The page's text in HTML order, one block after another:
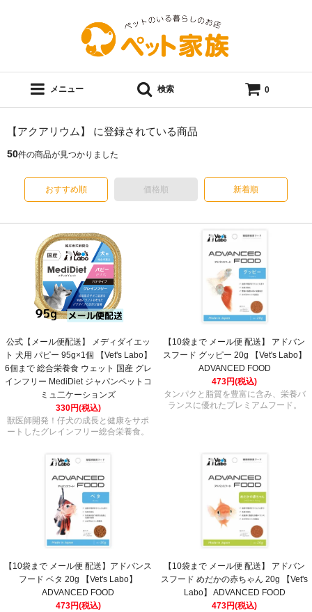
メニュー 検索 0
【アクアリウム】 に登録されている商品
50件の商品が見つかりました
おすすめ順 価格順 新着順
公式【メール便配送】 メディダイエッ
ト 犬用 パピー 95g×1個 【Vet's Labo】
6個まで 総合栄養食 ウェット 国産 グレ
インフリー MediDiet ジャパンペットコ
ミュ二ケーションズ
330円(税込)
獣医師開発！仔犬の成長と健康をサポ
ートしたグレインフリー総合栄養食。
【10袋まで メール便 配送】 アドバン
スフード グッピー 20g 【Vet's Labo】
ADVANCED FOOD
473円(税込)
タンパクと脂質を豊富に含み、栄養バ
ランスに優れたプレミアムフード。
【10袋まで メール便 配送】アドバンス
フード ベタ 20g 【Vet's Labo】
ADVANCED FOOD
473円(税込)
【10袋まで メール便 配送】 アドバン
スフード めだかの赤ちゃん 20g 【Vet's
Labo】 ADVANCED FOOD
473円(税込)